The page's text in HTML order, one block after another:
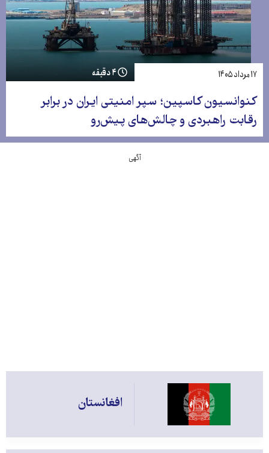
کنوانسیون کاسپین؛ سپر امنیتی ایران در برابر
رقابت راهبردی و چالش‌های پیش‌رو
۱۷ مرداد ۱۴۰۵ ۴ دقیقه
آگهی
افغانستان